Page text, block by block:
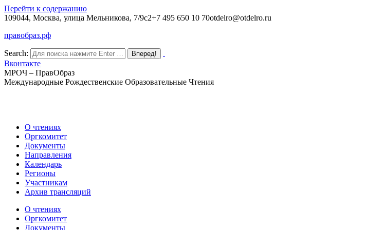
Перейти к содержанию
109044, Москва, улица Мельникова, 7/9с2+7 495 650 10 70otdelro@otdelro.ru
правобраз.рф
Search:
Вконтакте
МРОЧ – ПравОбраз
Международные Рождественские Образовательные Чтения
О чтениях
Оргкомитет
Документы
Направления
Календарь
Регионы
Участникам
Архив трансляций
О чтениях
Оргкомитет
Документы